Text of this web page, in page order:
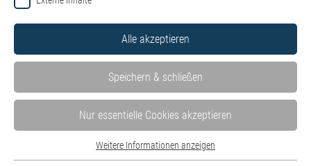
Oberbayern
Hier finden Sie alle Stellenangebote in unseren Kliniken und
Einrichtungen – wohnortnah in ganz Oberbayern. Mit Klick auf
die einzelnen Kliniken können Sie die dort ausgeschriebenen
Stellenangebote ganz einfach filtern.
Stellen der IT des Bezirks Oberbayern GmbH finden Sie hier auf
Website der IT.
Bewerben Sie sich jetzt alsHR Systems Specialist (m/w/d) –
Schwerpunkt P&I LOGA.
Alle akzeptieren
Speichern & schließen
Nur essentielle Cookies akzeptieren
Weitere Informationen anzeigen